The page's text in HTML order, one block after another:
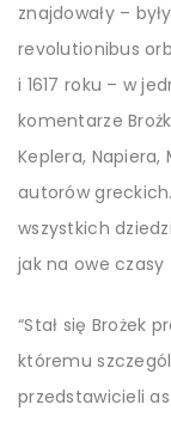
znajdowały –
revolutionibus
i 1617 roku – w
komentarze
Keplera,
autorów
wszystkich
jak na owe czasy
“Stał się Brożek
któremu
przedstawicieli